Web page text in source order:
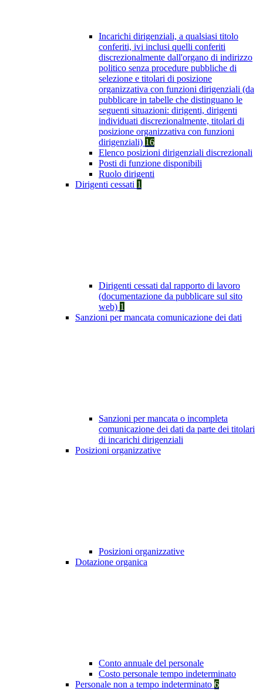
Incarichi dirigenziali, a qualsiasi titolo
conferiti, ivi inclusi quelli conferiti
discrezionalmente dall'organo di indirizzo
politico senza procedure pubbliche di
selezione e titolari di posizione
organizzativa con funzioni dirigenziali (da
pubblicare in tabelle che distinguano le
seguenti situazioni: dirigenti, dirigenti
individuati discrezionalmente, titolari di
posizione organizzativa con funzioni
dirigenziali) 16
Elenco posizioni dirigenziali discrezionali
Posti di funzione disponibili
Ruolo dirigenti
Dirigenti cessati 1
Dirigenti cessati dal rapporto di lavoro
(documentazione da pubblicare sul sito
web) 1
Sanzioni per mancata comunicazione dei dati
Sanzioni per mancata o incompleta
comunicazione dei dati da parte dei titolari
di incarichi dirigenziali
Posizioni organizzative
Posizioni organizzative
Dotazione organica
Conto annuale del personale
Costo personale tempo indeterminato
Personale non a tempo indeterminato 6